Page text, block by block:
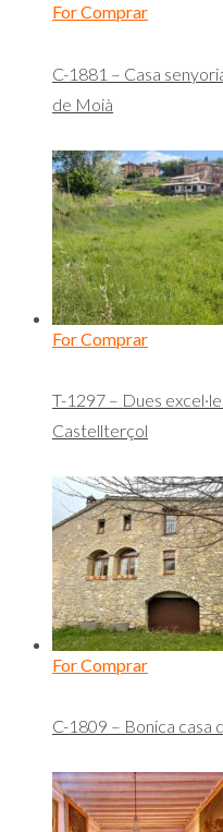
For Comprar
C-1881 – Casa
de Moià
For Comprar
T-1297 – Dues
Castellterçol
For Comprar
C-1809 – Bonica casa